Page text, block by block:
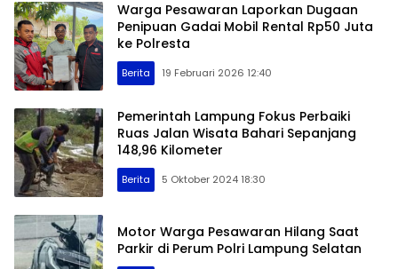
Warga Pesawaran Laporkan Dugaan
Penipuan Gadai Mobil Rental Rp50 Juta
ke Polresta
Berita 19 Februari 2026 12:40
Pemerintah Lampung Fokus Perbaiki
Ruas Jalan Wisata Bahari Sepanjang
148,96 Kilometer
Berita 5 Oktober 2024 18:30
Motor Warga Pesawaran Hilang Saat
Parkir di Perum Polri Lampung Selatan